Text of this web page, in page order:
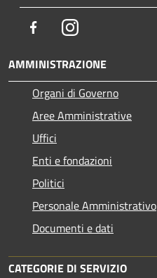
FacebookInstagram
AMMINISTRAZIONE
Organi di Governo
Aree Amministrative
Uffici
Enti e fondazioni
Politici
Personale Amministrativo
Documenti e dati
CATEGORIE DI SERVIZIO